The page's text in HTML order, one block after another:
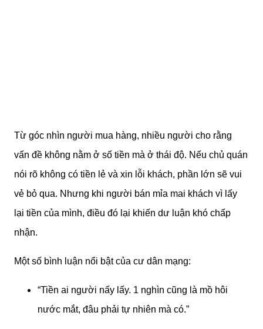
Từ góc nhìn người mua hàng, nhiều người cho rằng
vấn đề không nằm ở số tiền mà ở thái độ. Nếu chủ quán
nói rõ không có tiền lẻ và xin lỗi khách, phần lớn sẽ vui
vẻ bỏ qua. Nhưng khi người bán mỉa mai khách vì lấy
lại tiền của mình, điều đó lại khiến dư luận khó chấp
nhận.
Một số bình luận nổi bật của cư dân mạng:
“Tiền ai người nấy lấy. 1 nghìn cũng là mồ hôi
nước mắt, đâu phải tự nhiên mà có.”